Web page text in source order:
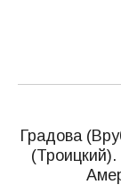
по
Градова